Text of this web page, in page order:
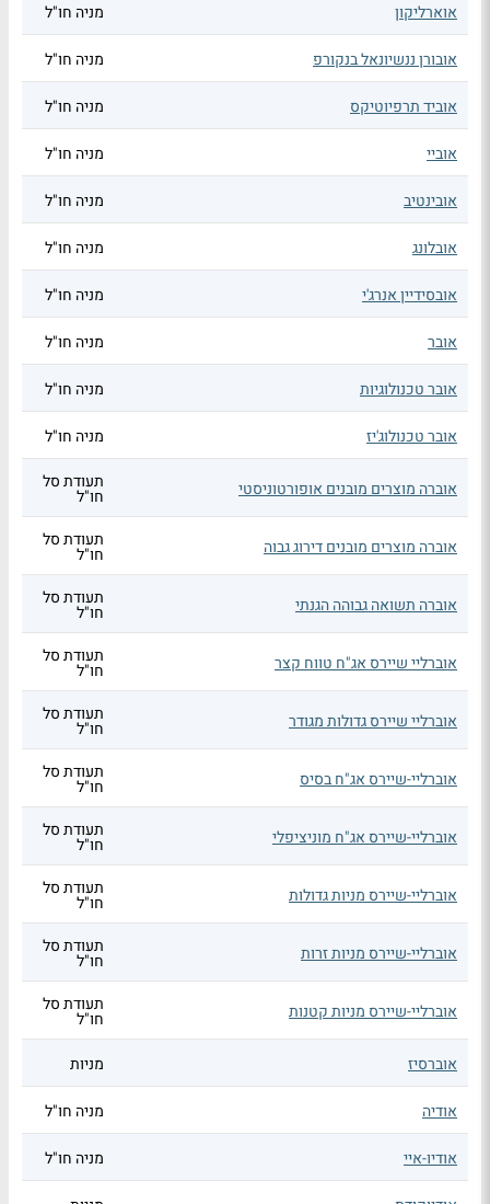
אוארליקון מניה חו"ל
אובורן ננשיונאל בנקורפ מניה חו"ל
אוביד תרפיוטיקס מניה חו"ל
אוביי מניה חו"ל
אובינטיב מניה חו"ל
אובלונג מניה חו"ל
אובסידיין אנרג'י מניה חו"ל
אובר מניה חו"ל
אובר טכנולוגיות מניה חו"ל
אובר טכנולוג'יז מניה חו"ל
אוברה מוצרים מובנים אופורטוניסטי תעודת סל
חו"ל
אוברה מוצרים מובנים דירוג גבוה תעודת סל
חו"ל
אוברה תשואה גבוהה הגנתי תעודת סל
חו"ל
אוברליי שיירס אג"ח טווח קצר תעודת סל
חו"ל
אוברליי שיירס גדולות מגודר תעודת סל
חו"ל
אוברליי-שיירס אג"ח בסיס תעודת סל
חו"ל
אוברליי-שיירס אג"ח מוניציפלי תעודת סל
חו"ל
אוברליי-שיירס מניות גדולות תעודת סל
חו"ל
אוברליי-שיירס מניות זרות תעודת סל
חו"ל
אוברליי-שיירס מניות קטנות תעודת סל
חו"ל
אוברסיז
מניות
אודיה מניה חו"ל
אודיו-איי מניה חו"ל